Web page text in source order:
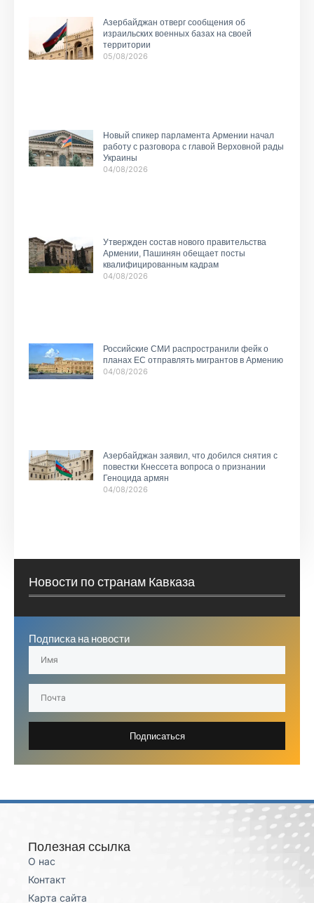
Азербайджан отверг сообщения об
израильских военных базах на своей
территории
05/08/2026
Новый спикер парламента Армении начал
работу с разговора с главой Верховной рады
Украины
04/08/2026
Утвержден состав нового правительства
Армении, Пашинян обещает посты
квалифицированным кадрам
04/08/2026
Российские СМИ распространили фейк о
планах ЕС отправлять мигрантов в Армению
04/08/2026
Азербайджан заявил, что добился снятия с
повестки Кнессета вопроса о признании
Геноцида армян
04/08/2026
Новости по странам Кавказа
Подписка на новости
Подписаться
Полезная ссылка
О нас
Контакт
Карта сайта